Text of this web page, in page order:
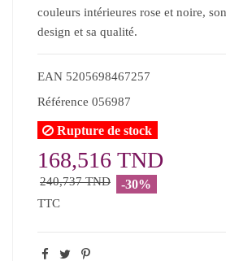
couleurs intérieures rose et noire,
design et sa qualité.
EAN 5205698467257
Référence 056987
Rupture de stock
168,516 TND
240,737 TND -30%
TTC